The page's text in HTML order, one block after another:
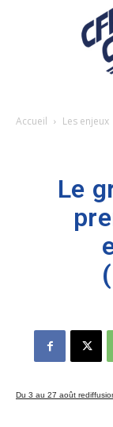
Accueil Les enjeux
Le
Du 3 au 27 août